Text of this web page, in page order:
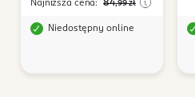
Najniższa cena: 84,99 zł
Niedostępny online